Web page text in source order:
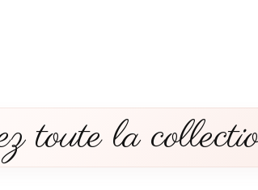
toute la